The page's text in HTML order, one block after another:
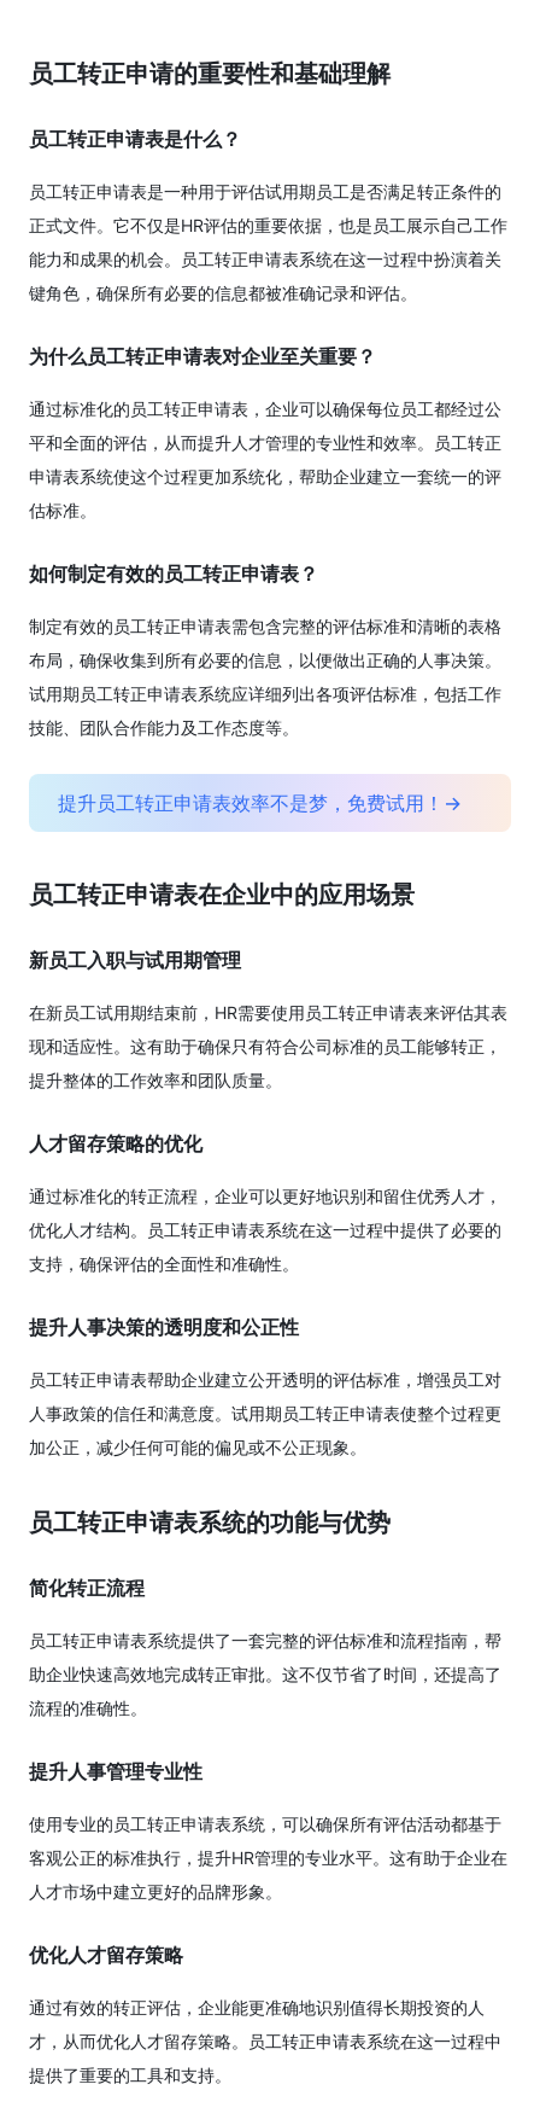
员工转正申请的重要性和基础理解
员工转正申请表是什么？
员工转正申请表是一种用于评估试用期员工是否满足转正条件的
正式文件。它不仅是HR评估的重要依据，也是员工展示自己工作
能力和成果的机会。员工转正申请表系统在这一过程中扮演着关
键角色，确保所有必要的信息都被准确记录和评估。
为什么员工转正申请表对企业至关重要？
通过标准化的员工转正申请表，企业可以确保每位员工都经过公
平和全面的评估，从而提升人才管理的专业性和效率。员工转正
申请表系统使这个过程更加系统化，帮助企业建立一套统一的评
估标准。
如何制定有效的员工转正申请表？
制定有效的员工转正申请表需包含完整的评估标准和清晰的表格
布局，确保收集到所有必要的信息，以便做出正确的人事决策。
试用期员工转正申请表系统应详细列出各项评估标准，包括工作
技能、团队合作能力及工作态度等。
提升员工转正申请表效率不是梦，免费试用！→
员工转正申请表在企业中的应用场景
新员工入职与试用期管理
在新员工试用期结束前，HR需要使用员工转正申请表来评估其表
现和适应性。这有助于确保只有符合公司标准的员工能够转正，
提升整体的工作效率和团队质量。
人才留存策略的优化
通过标准化的转正流程，企业可以更好地识别和留住优秀人才，
优化人才结构。员工转正申请表系统在这一过程中提供了必要的
支持，确保评估的全面性和准确性。
提升人事决策的透明度和公正性
员工转正申请表帮助企业建立公开透明的评估标准，增强员工对
人事政策的信任和满意度。试用期员工转正申请表使整个过程更
加公正，减少任何可能的偏见或不公正现象。
员工转正申请表系统的功能与优势
简化转正流程
员工转正申请表系统提供了一套完整的评估标准和流程指南，帮
助企业快速高效地完成转正审批。这不仅节省了时间，还提高了
流程的准确性。
提升人事管理专业性
使用专业的员工转正申请表系统，可以确保所有评估活动都基于
客观公正的标准执行，提升HR管理的专业水平。这有助于企业在
人才市场中建立更好的品牌形象。
优化人才留存策略
通过有效的转正评估，企业能更准确地识别值得长期投资的人
才，从而优化人才留存策略。员工转正申请表系统在这一过程中
提供了重要的工具和支持。